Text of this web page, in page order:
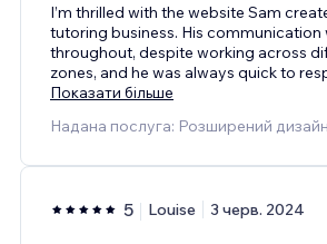
I’m thrilled with the website Sam
tutoring business. His communication
throughout, despite working across
zones, and he was always quick to
Показати більше
Надана послуга: Розширений
5 Louise 3 черв. 2024